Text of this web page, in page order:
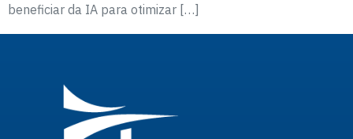
beneficiar da IA para otimizar […]